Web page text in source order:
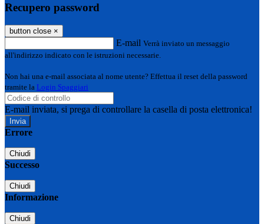
Recupero password
button close ×
E-mail Verrà inviato un messaggio
all'indirizzo indicato con le istruzioni necessarie.
Non hai una e-mail associata al nome utente? Effettua il reset della password
tramite la Login Spaggiari
E-mail inviata, si prega di controllare la casella di posta elettronica!
Errore
Chiudi
Successo
Chiudi
Informazione
Chiudi